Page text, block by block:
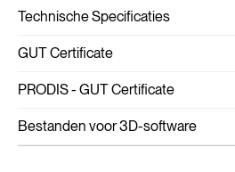
Technische Specificaties
GUT Certificate
PRODIS - GUT Certificate
Bestanden voor 3D-software